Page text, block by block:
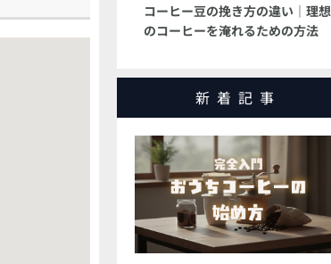
コーヒー豆の挽き方の違い｜理想
のコーヒーを淹れるための方法
新着記事